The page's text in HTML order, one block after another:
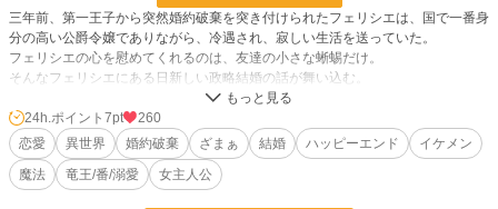
三年前、第一王子から突然婚約破棄を突き付けられたフェリシエは、国で一番身
分の高い公爵令嬢でありながら、冷遇され、寂しい生活を送っていた。
フェリシエの心を慰めてくれるのは、友達の小さな蜥蜴だけ。
そんなフェリシエにある日新しい政略結婚の話が舞い込む。
相手はなんと、新しく即位した竜王陛下で……
愛に飢えた不遇な公爵令嬢と、可愛くてちょっぴり危険な竜王陛下の王道溺愛ス
トーリーです！
24h.ポイント 7pt
260
恋愛
異世界 婚約破棄 ざまぁ 結婚 ハッピーエンド
イケメン
魔法
竜王/番/溺愛 女主人公